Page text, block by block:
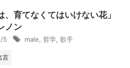
、育てなくてはいけない花」
ノン
5 male 哲学 歌手
言